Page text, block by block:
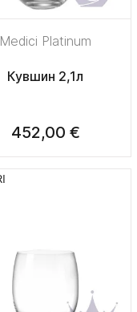
Medici Platinum
Кувшин 2,1л
452,00 €